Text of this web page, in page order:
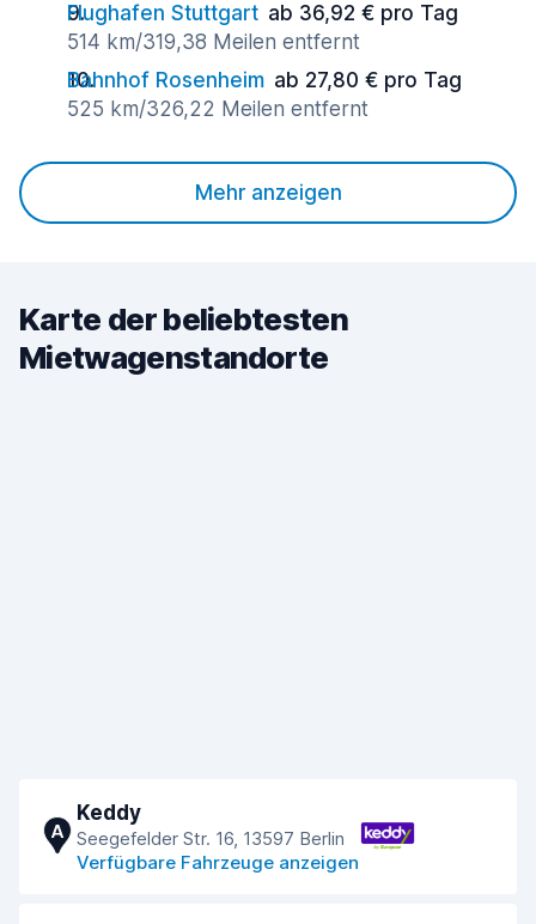
Flughafen Stuttgart ab 36,92 € pro Tag
514 km/319,38 Meilen entfernt
Bahnhof Rosenheim ab 27,80 € pro Tag
525 km/326,22 Meilen entfernt
Mehr anzeigen
Karte der beliebtesten
Mietwagenstandorte
A
Keddy
Seegefelder Str. 16, 13597 Berlin
Verfügbare Fahrzeuge anzeigen